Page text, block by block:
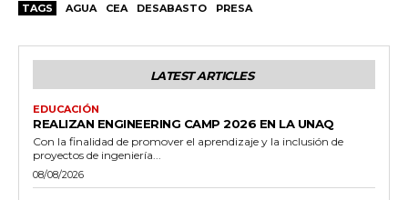
TAGS AGUA CEA DESABASTO PRESA
LATEST ARTICLES
EDUCACIÓN
REALIZAN ENGINEERING CAMP 2026 EN LA UNAQ
Con la finalidad de promover el aprendizaje y la inclusión de
proyectos de ingeniería...
08/08/2026